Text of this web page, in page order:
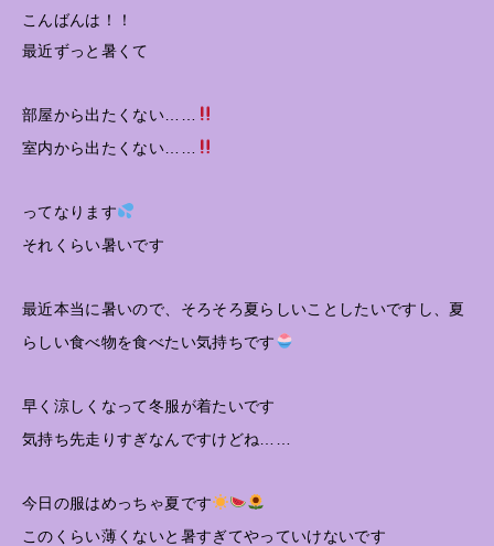
こんばんは！！
最近ずっと暑くて
部屋から出たくない……
室内から出たくない……
ってなります
それくらい暑いです
最近本当に暑いので、そろそろ夏らしいことしたいですし、夏
らしい食べ物を食べたい気持ちです
早く涼しくなって冬服が着たいです
気持ち先走りすぎなんですけどね……
今日の服はめっちゃ夏です
このくらい薄くないと暑すぎてやっていけないです